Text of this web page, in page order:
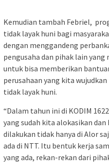
Kemudian tambah Febriel,
tidak layak huni bagi
dengan menggandeng
pengusaha dan pihak lain
untuk bisa memberikan
perusahaan yang kita
tidak layak huni.
“Dalam tahun ini di KODIM
yang sudah kita alokasikan
dilakukan tidak hanya di Alor
ada di NTT. Itu bentuk kerja
yang ada, rekan-rekan dari